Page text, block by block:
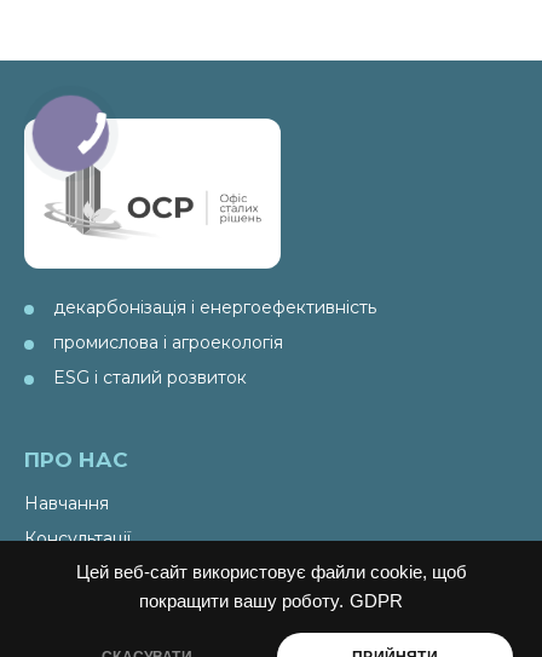
Цей веб-сайт використовує файли cookie, щоб
покращити вашу роботу. GDPR
декарбонізація і енергоефективність
промислова і агроекологія
ESG і сталий розвиток
ПРО НАС
Навчання
Консультації
Послуги
Спецпроекти